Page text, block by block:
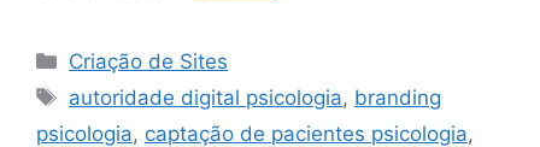
Categorias
Criação de Sites
Tags
autoridade digital psicologia, branding
psicologia, captação de pacientes psicologia,